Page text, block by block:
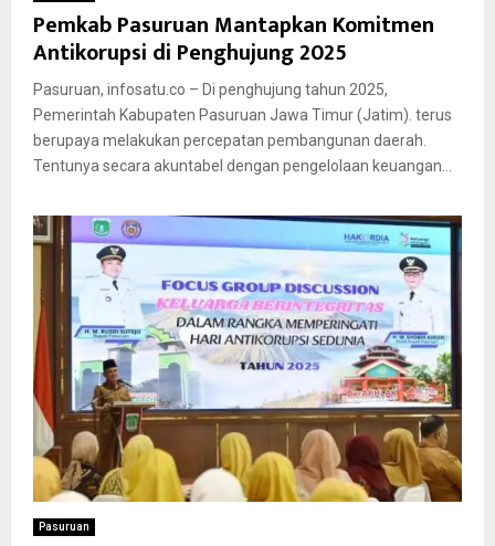
Pemkab Pasuruan Mantapkan Komitmen
Antikorupsi di Penghujung 2025
Pasuruan, infosatu.co – Di penghujung tahun 2025,
Pemerintah Kabupaten Pasuruan Jawa Timur (Jatim). terus
berupaya melakukan percepatan pembangunan daerah.
Tentunya secara akuntabel dengan pengelolaan keuangan...
Pasuruan